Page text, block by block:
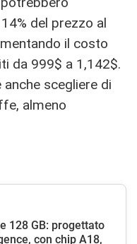
del prezzo al
il costo
da 999$ a 1,142$.
scegliere di
almeno
128 GB: progettato
con chip A18,